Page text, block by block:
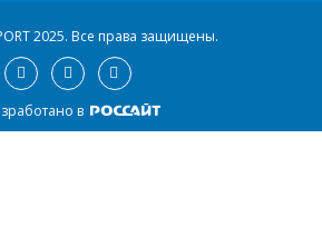
2025. Все права защищены.
в